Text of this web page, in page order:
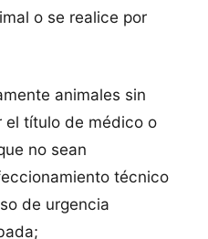
o se realice por
animales sin
el título de médico o
no sean
técnico
de urgencia